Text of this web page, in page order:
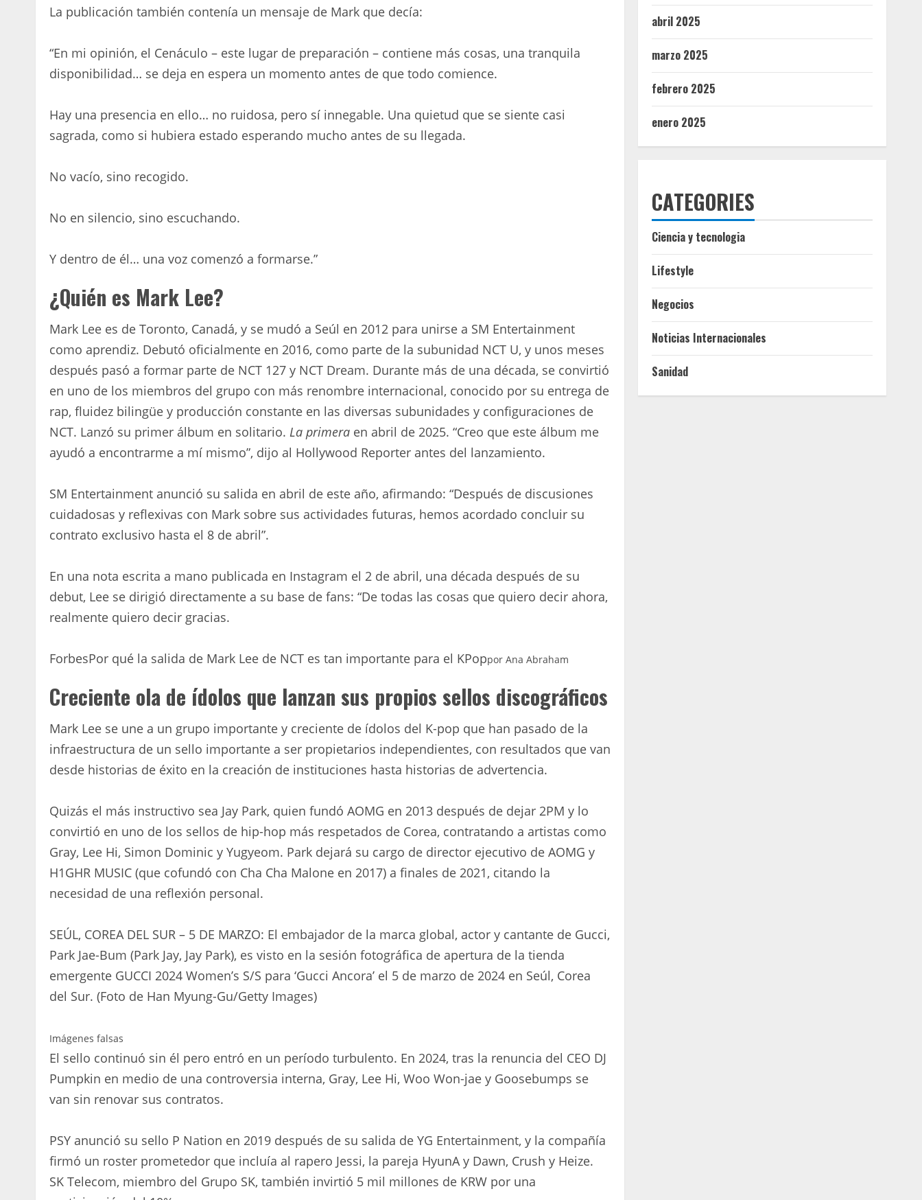
La publicación también contenía un mensaje de Mark que decía:
“En mi opinión, el Cenáculo – este lugar de preparación – contiene más cosas, una tranquila
disponibilidad… se deja en espera un momento antes de que todo comience.
Hay una presencia en ello… no ruidosa, pero sí innegable. Una quietud que se siente casi
sagrada, como si hubiera estado esperando mucho antes de su llegada.
No vacío, sino recogido.
No en silencio, sino escuchando.
Y dentro de él… una voz comenzó a formarse.”
¿Quién es Mark Lee?
Mark Lee es de Toronto, Canadá, y se mudó a Seúl en 2012 para unirse a SM Entertainment
como aprendiz. Debutó oficialmente en 2016, como parte de la subunidad NCT U, y unos meses
después pasó a formar parte de NCT 127 y NCT ​​Dream. Durante más de una década, se convirtió
en uno de los miembros del grupo con más renombre internacional, conocido por su entrega de
rap, fluidez bilingüe y producción constante en las diversas subunidades y configuraciones de
NCT. Lanzó su primer álbum en solitario. La primera en abril de 2025. “Creo que este álbum me
ayudó a encontrarme a mí mismo”, dijo al Hollywood Reporter antes del lanzamiento.
SM Entertainment anunció su salida en abril de este año, afirmando: “Después de discusiones
cuidadosas y reflexivas con Mark sobre sus actividades futuras, hemos acordado concluir su
contrato exclusivo hasta el 8 de abril”.
En una nota escrita a mano publicada en Instagram el 2 de abril, una década después de su
debut, Lee se dirigió directamente a su base de fans: “De todas las cosas que quiero decir ahora,
realmente quiero decir gracias.
ForbesPor qué la salida de Mark Lee de NCT es tan importante para el KPoppor Ana Abraham
Creciente ola de ídolos que lanzan sus propios sellos discográficos
Mark Lee se une a un grupo importante y creciente de ídolos del K-pop que han pasado de la
infraestructura de un sello importante a ser propietarios independientes, con resultados que van
desde historias de éxito en la creación de instituciones hasta historias de advertencia.
Quizás el más instructivo sea Jay Park, quien fundó AOMG en 2013 después de dejar 2PM y lo
convirtió en uno de los sellos de hip-hop más respetados de Corea, contratando a artistas como
Gray, Lee Hi, Simon Dominic y Yugyeom. Park dejará su cargo de director ejecutivo de AOMG y
H1GHR MUSIC (que cofundó con Cha Cha Malone en 2017) a finales de 2021, citando la
necesidad de una reflexión personal.
SEÚL, COREA DEL SUR – 5 DE MARZO: El embajador de la marca global, actor y cantante de Gucci,
Park Jae-Bum (Park Jay, Jay Park), es visto en la sesión fotográfica de apertura de la tienda
emergente GUCCI 2024 Women’s S/S para ‘Gucci Ancora’ el 5 de marzo de 2024 en Seúl, Corea
del Sur. (Foto de Han Myung-Gu/Getty Images)
Imágenes falsas
El sello continuó sin él pero entró en un período turbulento. En 2024, tras la renuncia del CEO DJ
Pumpkin en medio de una controversia interna, Gray, Lee Hi, Woo Won-jae y Goosebumps se
van sin renovar sus contratos.
PSY anunció su sello P Nation en 2019 después de su salida de YG Entertainment, y la compañía
firmó un roster prometedor que incluía al rapero Jessi, la pareja HyunA y Dawn, Crush y Heize.
SK Telecom, miembro del Grupo SK, también invirtió 5 mil millones de KRW por una
abril 2025
marzo 2025
febrero 2025
enero 2025
CATEGORIES
Ciencia y tecnologia
Lifestyle
Negocios
Noticias Internacionales
Sanidad